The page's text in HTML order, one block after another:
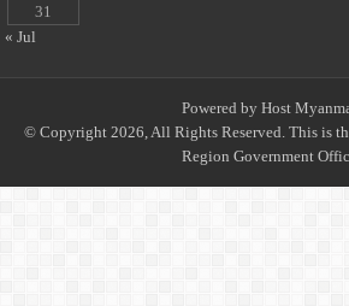
31
« Jul
Powered by Host
© Copyright 2026, All Rights Reserved. This is
Region Government